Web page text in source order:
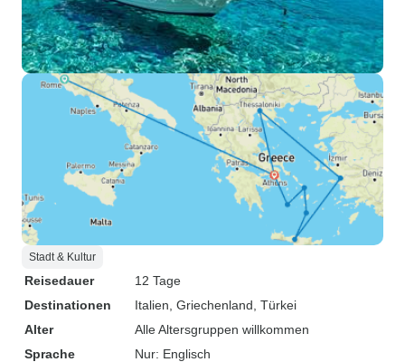
Stadt & Kultur
Reisedauer
12 Tage
Destinationen
Italien , Griechenland , Türkei
Alter
Alle Altersgruppen willkommen
Sprache
Nur: Englisch